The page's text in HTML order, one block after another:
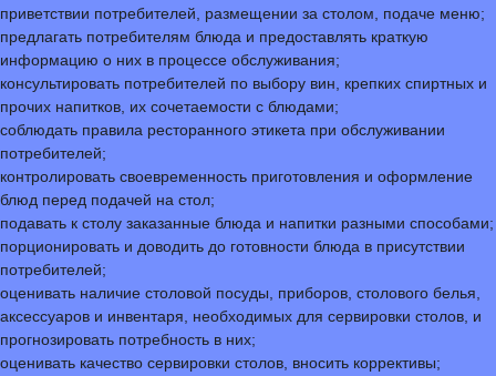
приветствии потребителей, размещении за столом, подаче меню;
предлагать потребителям блюда и предоставлять краткую
информацию о них в процессе обслуживания;
консультировать потребителей по выбору вин, крепких спиртных и
прочих напитков, их сочетаемости с блюдами;
соблюдать правила ресторанного этикета при обслуживании
потребителей;
контролировать своевременность приготовления и оформление
блюд перед подачей на стол;
подавать к столу заказанные блюда и напитки разными способами;
порционировать и доводить до готовности блюда в присутствии
потребителей;
оценивать наличие столовой посуды, приборов, столового белья,
аксессуаров и инвентаря, необходимых для сервировки столов, и
прогнозировать потребность в них;
оценивать качество сервировки столов, вносить коррективы;